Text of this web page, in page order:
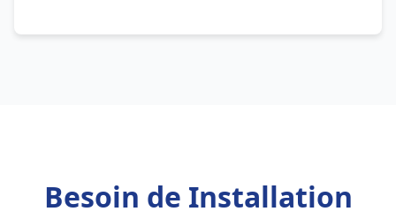
Besoin de Installation